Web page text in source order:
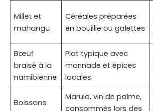
Millet et
mahangu
Céréales préparées
en bouillie ou galettes
Bœuf
braisé à la
namibienne
Plat typique avec
marinade et épices
locales
Boissons
Marula, vin de palme,
consommés lors des